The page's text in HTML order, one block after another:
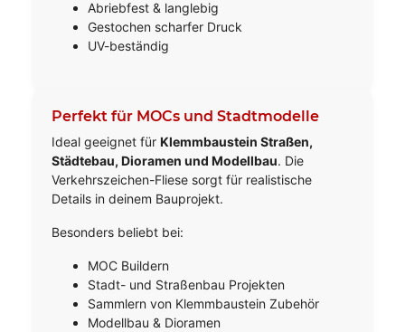
Abriebfest & langlebig
Gestochen scharfer Druck
UV-beständig
Perfekt für MOCs und Stadtmodelle
Ideal geeignet für Klemmbaustein Straßen,
Städtebau, Dioramen und Modellbau. Die
Verkehrszeichen-Fliese sorgt für realistische
Details in deinem Bauprojekt.
Besonders beliebt bei:
MOC Buildern
Stadt- und Straßenbau Projekten
Sammlern von Klemmbaustein Zubehör
Modellbau & Dioramen